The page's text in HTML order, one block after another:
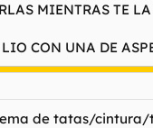
MIENTRAS TE
CON UNA DE
de tatas/cintura/